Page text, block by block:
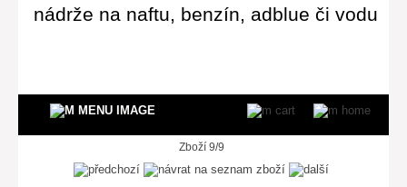
nádrže na naftu, benzín, adblue či vodu
Zboží 9/9